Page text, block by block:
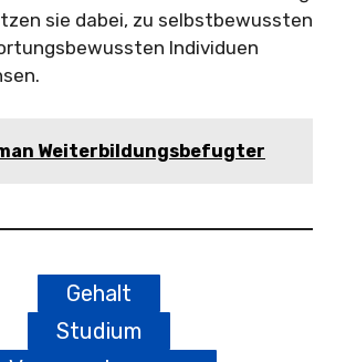
sie dabei, zu selbstbewussten
Individuen
Weiterbildungsbefugter
Gehalt
Studium